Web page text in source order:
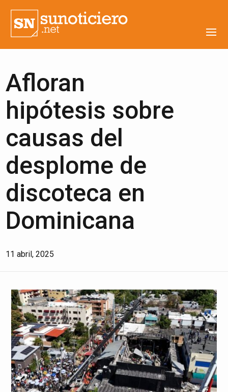
Afloran
hipótesis sobre
causas del
desplome de
discoteca en
Dominicana
11 abril, 2025